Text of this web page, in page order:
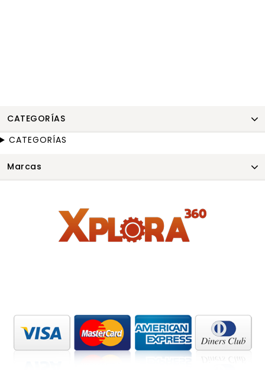
CATEGORÍAS
CATEGORÍAS
Marcas